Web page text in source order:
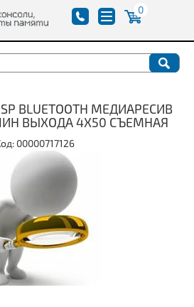
0
BLUETOOTH МЕДИАРЕСИВ
ВЫХОДА 4Х50 СЪЕМНАЯ
00000717126